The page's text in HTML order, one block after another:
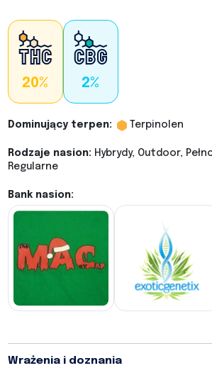
20% 2%
Dominujący terpen: Terpinolen
Rodzaje nasion: Hybrydy, Outdoor,
Regularne
Bank nasion:
Wrażenia i doznania